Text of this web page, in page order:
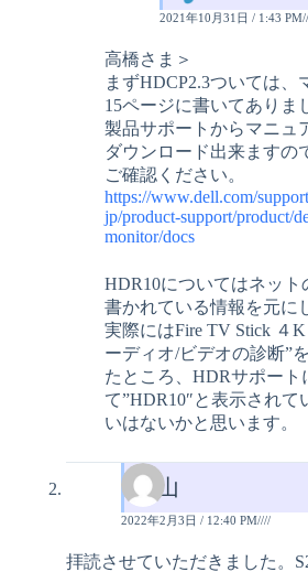
2021年10月31日 / 1:43
高橋さま＞
まずHDCP2.3ついては、
15ページに書いてありま
製品サポートからマニュ
ダウンロード出来ますの
ご確認ください。
https://www.dell.com/
jp/product-support/product/
monitor/docs
HDR10についてはネット
書かれている情報を元に
実際にはFire TV Stick ４
ーディオ/ビデオの診断”
たところ、HDRサポート
て”HDR10″と表示されて
いはないかと思います。
片山
2022年2月3日 / 12:40 PM////
拝読させていただきました。